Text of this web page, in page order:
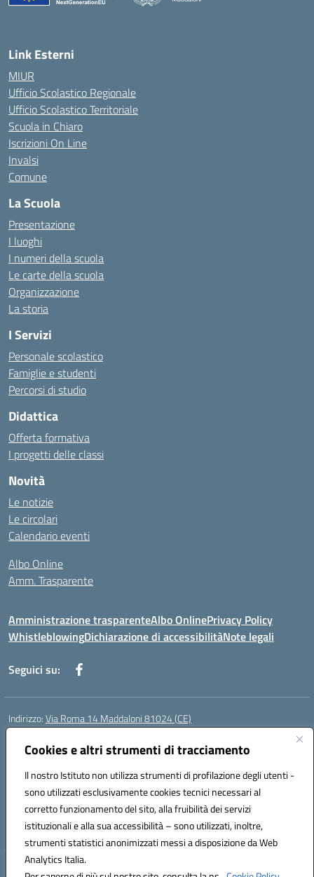
Cookies e altri strumenti di tracciamento
Il nostro Istituto non utilizza strumenti di profilazione degli utenti -
sono utilizzati esclusivamente cookies tecnici necessari al
corretto funzionamento del sito, alla fruibilità dei servizi
istituzionali e alla sua accessibilità – sono utilizzati, inoltre,
strumenti statistici anonimizzati messi a disposizione da Web
Analytics Italia.
Link Esterni
MIUR
Ufficio Scolastico Regionale
Ufficio Scolastico Territoriale
Scuola in Chiaro
Iscrizioni On Line
Invalsi
Comune
La Scuola
Presentazione
I luoghi
I numeri della scuola
Le carte della scuola
Organizzazione
La storia
I Servizi
Personale scolastico
Famiglie e studenti
Percorsi di studio
Didattica
Offerta formativa
I progetti delle classi
Novità
Le notizie
Le circolari
Calendario eventi
Albo Online
Amm. Trasparente
Amministrazione trasparenteAlbo OnlinePrivacy Policy
WhistleblowingDichiarazione di accessibilitàNote legali
Seguici su:
Indirizzo:Via Roma 14 Maddaloni 81024 (CE)
Centralino:
Posta elettronica certificata (PEC):ceic8an00r@pec.istruzione.it
Codice fiscale: 80006190617
Codice meccanografico:CEIC8AN00R
Codice Indice delle Pubbliche Amministrazioni (IPA): icmvce
Codice unico di fatturazione (CUF): UFORSV
Hosting & Powered by 3D Solution S.r.l.